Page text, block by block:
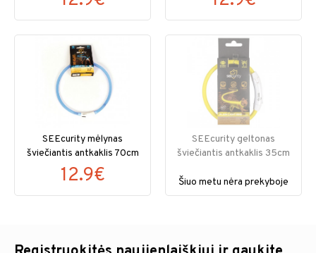
SEEcurity mėlynas
šviečiantis antkaklis 70cm
12.9€
SEEcurity geltonas
šviečiantis antkaklis 35cm
Šiuo metu nėra prekyboje